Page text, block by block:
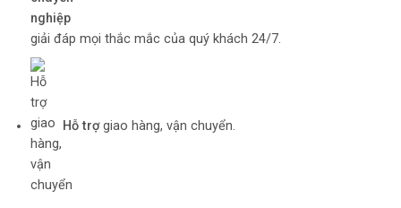
giải đáp mọi thắc mắc của quý khách 24/7.
Hỗ trợgiao hàng, vận chuyển.